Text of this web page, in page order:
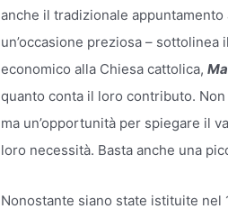
anche il tradizionale
un’occasione preziosa –
economico alla Chiesa cattolica,
quanto conta il loro contributo.
ma un’opportunità per spiegare il
loro necessità. Basta anche una
Nonostante siano state istituite